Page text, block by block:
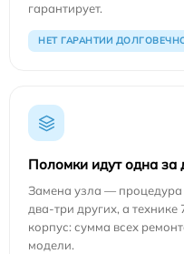
гарантирует.
НЕТ ГАРАНТИИ
Поломки идут одна за
Замена узла — процедура
два-три других, а
корпус: сумма всех
модели.